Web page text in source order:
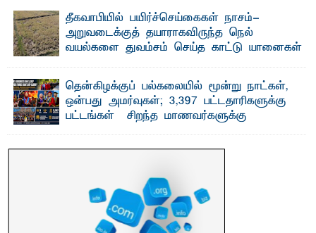
தீகவாபியில் பயிர்ச்செய்கைகள் நாசம்-
அறுவடைக்குத் தயாராகவிருந்த நெல்
வயல்களை துவம்சம் செய்த காட்டு யானைகள்
காணப்பட்ட பல ...தென்கிழக்குப் பல்கலையில் மூன்று நாட்கள்,
ஒன்பது அமர்வுகள்; 3,397 பட்டதாரிகளுக்கு
பட்டங்கள் – சிறந்த மாணவர்களுக்கு
மற்றும் சிறப்புப் பரிசுகள்